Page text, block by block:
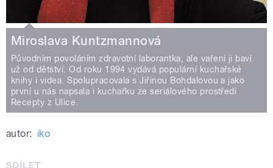
Miroslava Kuntzmannová
Původním povoláním zdravotní laborantka, ale vaření ji baví
už od dětství. Od roku 1994 vydává populární kuchařské
knihy i videa. Spolupracovala s Jiřinou Bohdalovou a jako
první u nás napsala i kuchařku ze seriálového prostředí
Recepty z Ulice.
autor: iko